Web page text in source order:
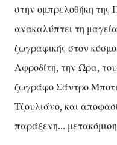
στην ομπρελοθήκη της
ανακαλύπτει τη
ζωγραφικής στον
Αφροδίτη, την Ώρα,
ζωγράφο Σάντρο
Τζουλιάνο, και
παράξενη…